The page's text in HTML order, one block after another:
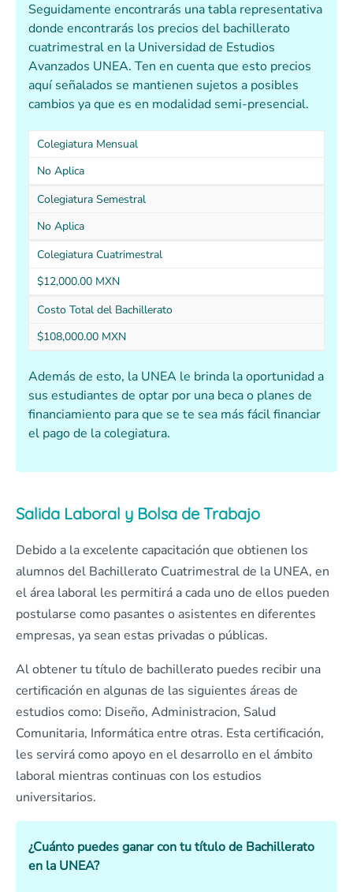
Seguidamente encontrarás una tabla representativa
donde encontrarás los precios del bachillerato
cuatrimestral en la Universidad de Estudios
Avanzados UNEA. Ten en cuenta que esto precios
aquí señalados se mantienen sujetos a posibles
cambios ya que es en modalidad semi-presencial.
Colegiatura Mensual
No Aplica
Colegiatura Semestral
No Aplica
Colegiatura Cuatrimestral
$12,000.00 MXN
Costo Total del Bachillerato
$108,000.00 MXN
Además de esto, la UNEA le brinda la oportunidad a
sus estudiantes de optar por una beca o planes de
financiamiento para que se te sea más fácil financiar
el pago de la colegiatura.
Salida Laboral y Bolsa de Trabajo
Debido a la excelente capacitación que obtienen los
alumnos del Bachillerato Cuatrimestral de la UNEA, en
el área laboral les permitirá a cada uno de ellos pueden
postularse como pasantes o asistentes en diferentes
empresas, ya sean estas privadas o públicas.
Al obtener tu título de bachillerato puedes recibir una
certificación en algunas de las siguientes áreas de
estudios como: Diseño, Administracion, Salud
Comunitaria, Informática entre otras. Esta certificación,
les servirá como apoyo en el desarrollo en el ámbito
laboral mientras continuas con los estudios
universitarios.
¿Cuánto puedes ganar con tu título de Bachillerato
en la UNEA?